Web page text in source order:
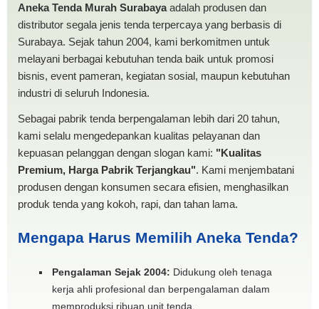
MURAH
Aneka Tenda Murah Surabayaadalah produsen dan
distributor segala jenis tenda terpercaya yang berbasis di
Surabaya. Sejak tahun 2004, kami berkomitmen untuk
melayani berbagai kebutuhan tenda baik untuk promosi
bisnis, event pameran, kegiatan sosial, maupun kebutuhan
industri di seluruh Indonesia.
Sebagai pabrik tenda berpengalaman lebih dari 20 tahun,
kami selalu mengedepankan kualitas pelayanan dan
kepuasan pelanggan dengan slogan kami: "Kualitas
Premium, Harga Pabrik Terjangkau". Kami menjembatani
produsen dengan konsumen secara efisien, menghasilkan
produk tenda yang kokoh, rapi, dan tahan lama.
Mengapa Harus Memilih Aneka Tenda?
Pengalaman Sejak 2004: Didukung oleh tenaga
kerja ahli profesional dan berpengalaman dalam
memproduksi ribuan unit tenda.